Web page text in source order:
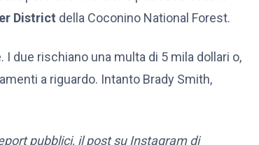
District della Coconino National Forest.
due rischiano una multa di 5 mila dollari o,
a riguardo. Intanto Brady Smith,
pubblici, il post su Instagram di